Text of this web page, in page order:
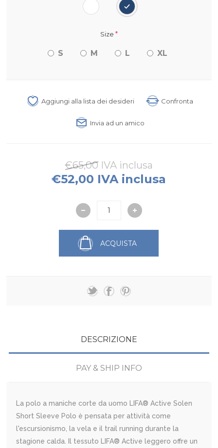
Size *
S M L XL
Aggiungi alla lista dei desideri Confronta
Invia ad un amico
€65,00 IVA inclusa
€52,00 IVA inclusa
ACQUISTA
DESCRIZIONE
PAY & SHIP INFO
La polo a maniche corte da uomo LIFA® Active Solen
Short Sleeve Polo è pensata per attività come
l'escursionismo, la vela e il trail running durante la
stagione calda. Il tessuto LIFA® Active leggero offre un